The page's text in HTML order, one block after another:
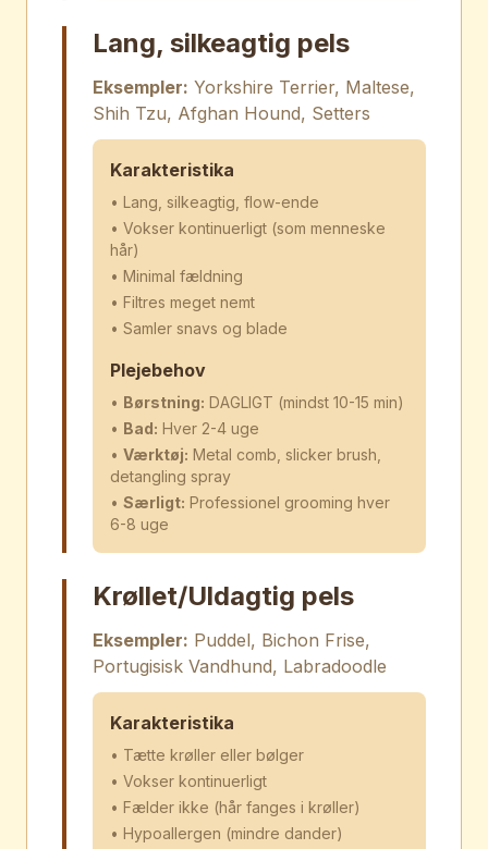
Lang, silkeagtig pels
Eksempler: Yorkshire Terrier, Maltese,
Shih Tzu, Afghan Hound, Setters
Karakteristika
• Lang, silkeagtig, flow-ende
• Vokser kontinuerligt (som menneske
hår)
• Minimal fældning
• Filtres meget nemt
• Samler snavs og blade
Plejebehov
• Børstning: DAGLIGT (mindst 10-15 min)
• Bad: Hver 2-4 uge
• Værktøj: Metal comb, slicker brush,
detangling spray
• Særligt: Professionel grooming hver
6-8 uge
Krøllet/Uldagtig pels
Eksempler: Puddel, Bichon Frise,
Portugisisk Vandhund, Labradoodle
Karakteristika
• Tætte krøller eller bølger
• Vokser kontinuerligt
• Fælder ikke (hår fanges i krøller)
• Hypoallergen (mindre dander)